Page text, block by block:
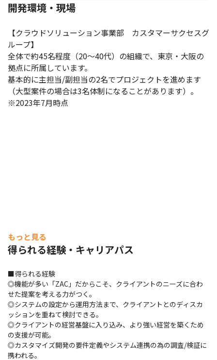
開発環境・現場
【クラウドソリューション事業部　カスタマーサクセスグ
ループ】
全体で約45名程度（20～40代）の組織で、東京・大阪の
拠点に所属しています。
基本的に主担当/副担当の2名でプロジェクトを進めます
（大型案件の場合は3名体制になることがあります）。
※2023年7月時点
もっと見る
得られる経験・キャリアパス
■得られる経験
◎機能が多い「ZAC」だからこそ、クライアントのニーズに合わ
せた提案を考える力がつく。
◎システムの設定から運用方法まで、クライアントとのディスカ
ッションを重ねて検討できる。
◎クライアントの経営基盤に入り込み、より強い経営を築くため
の支援が可能。
◎カスタマイズ開発の要件定義やシステム連携の為の調査/検証に
携われる。